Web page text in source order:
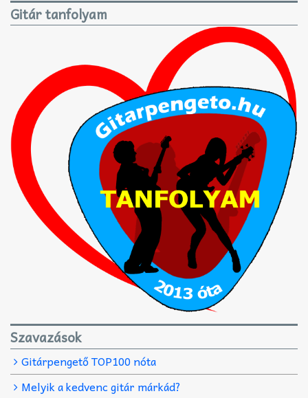
Gitár tanfolyam
Szavazások
Gitárpengető TOP100 nóta
Melyik a kedvenc gitár márkád?